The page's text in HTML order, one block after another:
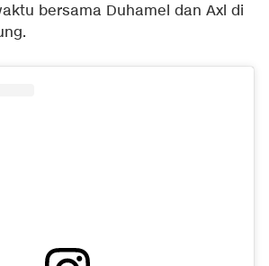
bersama Duhamel dan Axl di